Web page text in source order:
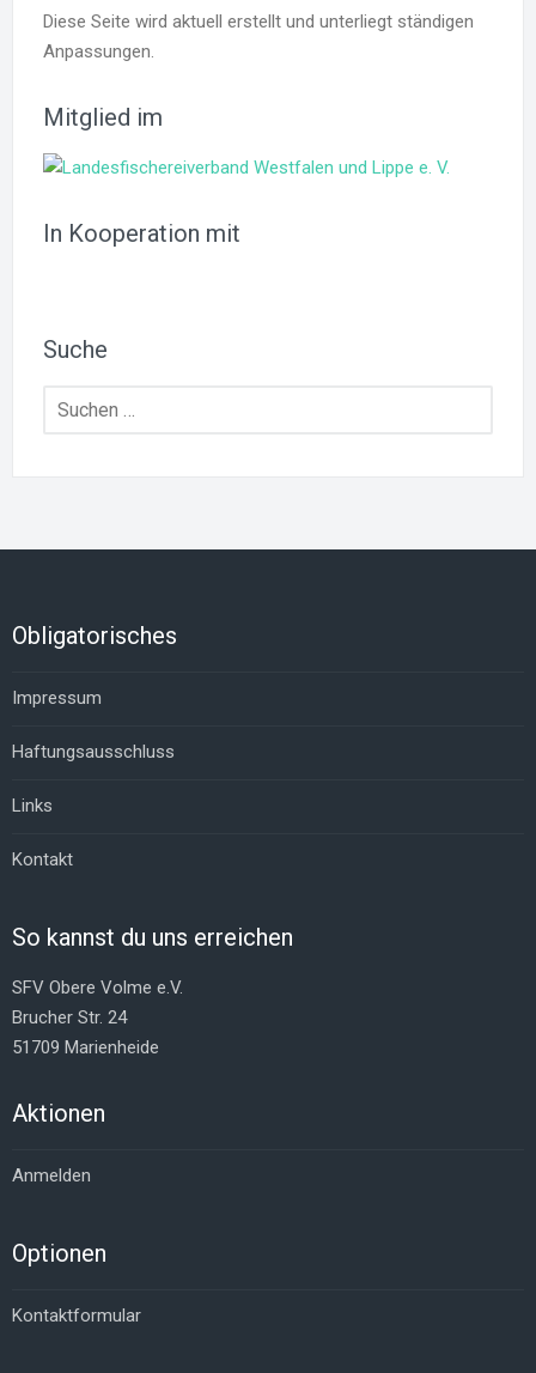
Diese Seite wird aktuell erstellt und unterliegt ständigen
Anpassungen.
Mitglied im
In Kooperation mit
Suche
Suchen
Obligatorisches
Impressum
Haftungsausschluss
Links
Kontakt
So kannst du uns erreichen
SFV Obere Volme e.V.
Brucher Str. 24
51709 Marienheide
Aktionen
Anmelden
Optionen
Kontaktformular